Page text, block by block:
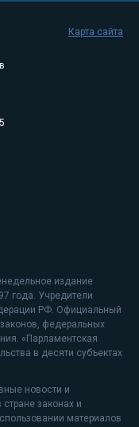
издание
года. Учредители
РФ. Официальный
федеральных
«Парламентская
в десяти субъектах
новости и
законах и
материалов
Карта сайта